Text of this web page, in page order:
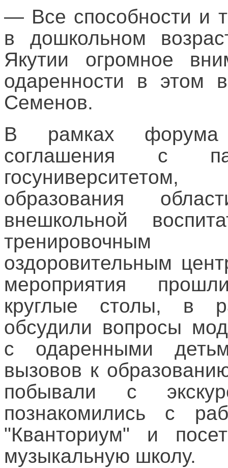
— Все способности и
в дошкольном
Якутии огромное
одаренности в этом
Семенов.
В рамках форума
соглашения с
образования
внешкольной
оздоровительным
мероприятия
круглые столы, в
обсудили вопросы
с одаренными
вызовов к
побывали с
познакомились с
"Кванториум" и
музыкальную школу.